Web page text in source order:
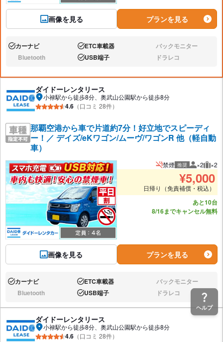
画像を見る プランを見る
あり:カーナビ あり:ETC車載器 なし:バックモニター
なし:Bluetooth あり:USB端子 なし:ドラレコ
ダイドーレンタリース
小禄駅から徒歩8分、奥武山公園駅から徒歩8分
4.6 （口コミ 28件）
那覇空港から車で片道約7分！好立地でスピーディ
ー！／ デイズ/eKワゴン/ムーヴ/ワゴンR 他（軽自動
車）
画像を見る
禁煙 推奨 推奨人数
×2 推
×2
¥5,000
日帰り（免責補償・税込）
あと10台
8/16までキャンセル無料
プランを見る
あり:カーナビ あり:ETC車載器 なし:バックモニター
なし:Bluetooth あり:USB端子 なし:ドラレコ
ダイドーレンタリース
小禄駅から徒歩8分、奥武山公園駅から徒歩8分
4.6 （口コミ 28件）
ヘルプ